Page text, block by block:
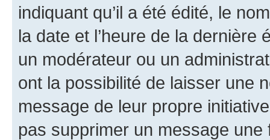
indiquant qu’il a été édité, le
la date et l’heure de la dernière
un modérateur ou un
ont la possibilité de laisser une
message de leur propre
pas supprimer un message une